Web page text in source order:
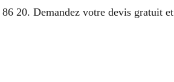
20. Demandez votre devis gratuit